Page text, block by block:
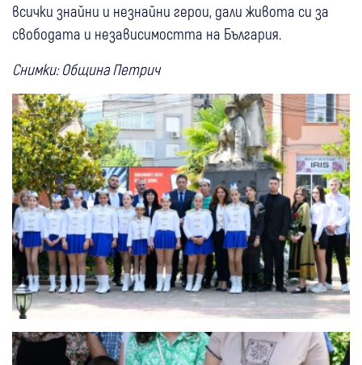
всички знайни и незнайни герои, дали живота си за
свободата и независимостта на България.
Снимки: Община Петрич